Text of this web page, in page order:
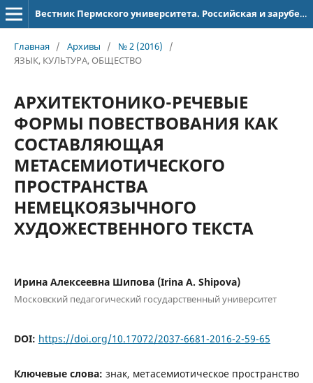
Вестник Пермского университета. Российская и зарубежная филология
Главная / Архивы / № 2 (2016)
/
ЯЗЫК, КУЛЬТУРА, ОБЩЕСТВО
АРХИТЕКТОНИКО-РЕЧЕВЫЕ
ФОРМЫ ПОВЕСТВОВАНИЯ КАК
СОСТАВЛЯЮЩАЯ
МЕТАСЕМИОТИЧЕСКОГО
ПРОСТРАНСТВА
НЕМЕЦКОЯЗЫЧНОГО
ХУДОЖЕСТВЕННОГО ТЕКСТА
Ирина Алексеевна Шипова (Irina A. Shipova)
Московский педагогический государственный университет
DOI: https://doi.org/10.17072/2037-6681-2016-2-59-65
Ключевые слова: знак, метасемиотическое пространство